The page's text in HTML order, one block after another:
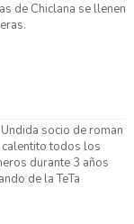
de Chiclana se llenen
socio de roman
todos los
durante 3 años
de la TeTa